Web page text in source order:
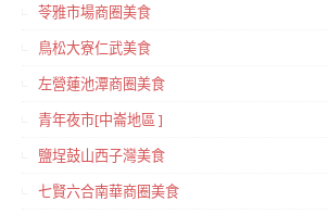
苓雅市場商圈美食
鳥松大寮仁武美食
左營蓮池潭商圈美食
青年夜市[中崙地區 ]
鹽埕鼓山西子灣美食
七賢六合南華商圈美食